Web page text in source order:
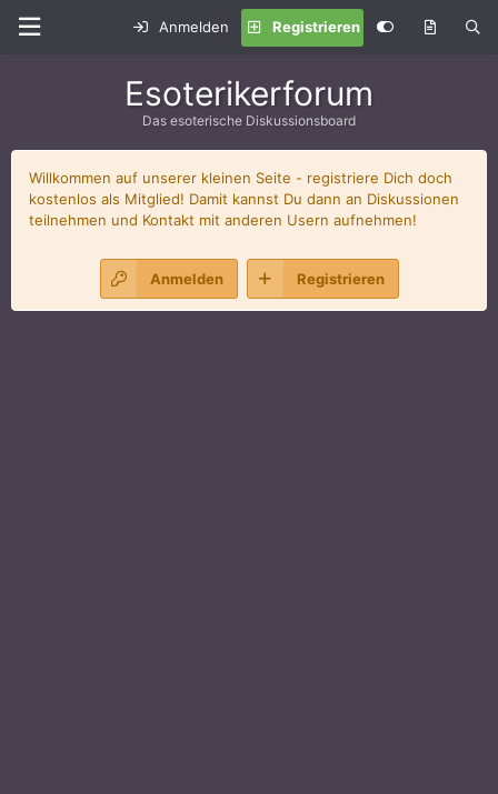
Anmelden Registrieren
Esoterikerforum
Das esoterische Diskussionsboard
Willkommen auf unserer kleinen Seite - registriere Dich doch
kostenlos als Mitglied! Damit kannst Du dann an Diskussionen
teilnehmen und Kontakt mit anderen Usern aufnehmen!
Anmelden Registrieren